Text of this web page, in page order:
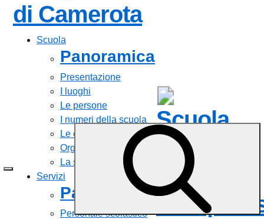
di Camerota— Visita la
Scuola
Panoramica
Presentazione
I luoghi
Le persone
I numeri della scuola
Le carte della scuola
Organizzazione
La storia
Servizi
Panoramica
Personale scolastico
Scuola
Statale
Istituto